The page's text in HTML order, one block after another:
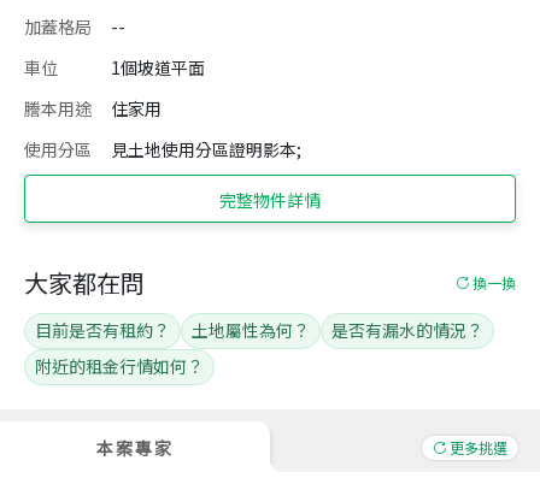
加蓋格局
--
車位
1個坡道平面
謄本用途
住家用
使用分區
見土地使用分區證明影本;
完整物件詳情
本案專家 更多挑選
大家都在問 換一換
目前是否有租約？ 土地屬性為何？
是否有漏水的情況？
附近的租金行情如何？